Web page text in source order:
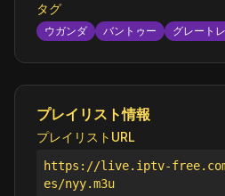
タグ
ウガンダ バントゥー グレート
プレイリスト情報
プレイリストURL
https://live.iptv-
es/nyy.m3u